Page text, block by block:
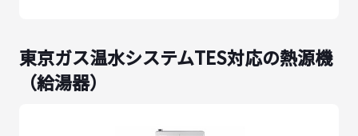
東京ガス温水システムTES対応の熱源機
（給湯器）